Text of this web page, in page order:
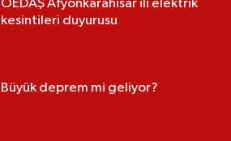
OEDAŞ Afyonkarahisar ili elektrik
kesintileri duyurusu
Büyük deprem mi geliyor?